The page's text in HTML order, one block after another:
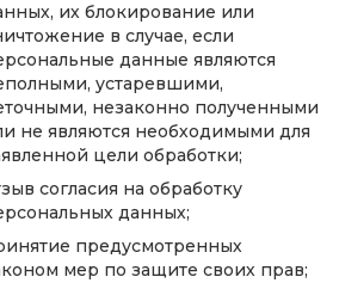
их блокирование или
в случае, если
данные являются
устаревшими,
незаконно полученными
не являются необходимыми для
цели обработки;
согласия на обработку
данных;
предусмотренных
мер по защите своих прав;